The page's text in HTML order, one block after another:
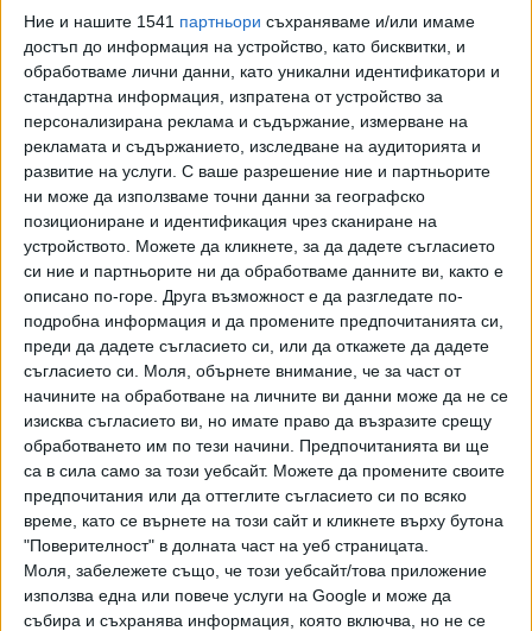
Ние и нашите 1541 партньори съхраняваме и/или имаме
достъп до информация на устройство, като бисквитки, и
обработваме лични данни, като уникални идентификатори и
стандартна информация, изпратена от устройство за
персонализирана реклама и съдържание, измерване на
рекламата и съдържанието, изследване на аудиторията и
развитие на услуги. С ваше разрешение ние и партньорите
ни може да използваме точни данни за географско
позициониране и идентификация чрез сканиране на
устройството. Можете да кликнете, за да дадете съгласието
си ние и партньорите ни да обработваме данните ви, както е
описано по-горе. Друга възможност е да разгледате по-
подробна информация и да промените предпочитанията си,
преди да дадете съгласието си, или да откажете да дадете
съгласието си.
Моля, обърнете внимание, че за част от
начините на обработване на личните ви данни може да не се
изисква съгласието ви, но имате право да възразите срещу
обработването им по тези начини. Предпочитанията ви ще
са в сила само за този уебсайт. Можете да промените своите
предпочитания или да оттеглите съгласието си по всяко
време, като се върнете на този сайт и кликнете върху бутона
"Поверителност" в долната част на уеб страницата.
Моля, забележете също, че този уебсайт/това приложение
използва една или повече услуги на Google и може да
събира и съхранява информация, която включва, но не се
ПОСЛЕ Разгледай всички
Хавайската Богородица заплака с фентанилови сълзи